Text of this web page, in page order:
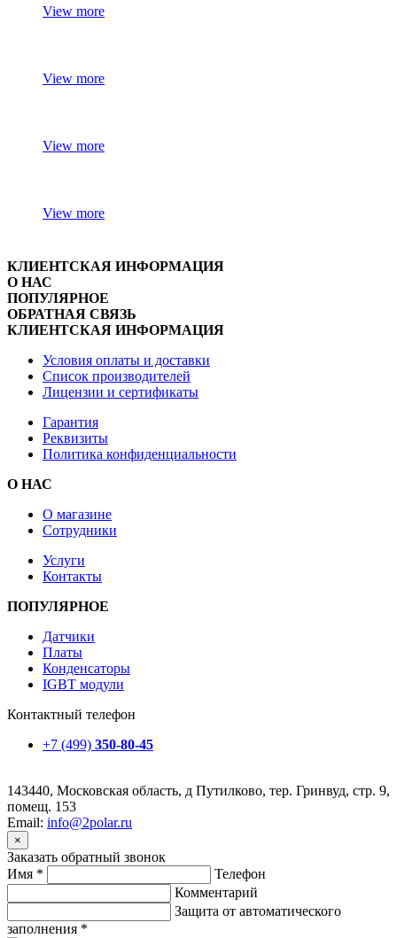
View more
View more
View more
View more
КЛИЕНТСКАЯ ИНФОРМАЦИЯ
О НАС
ПОПУЛЯРНОЕ
ОБРАТНАЯ СВЯЗЬ
КЛИЕНТСКАЯ ИНФОРМАЦИЯ
Условия оплаты и доставки
Список производителей
Лицензии и сертификаты
Гарантия
Реквизиты
Политика конфиденциальности
О НАС
О магазине
Сотрудники
Услуги
Контакты
ПОПУЛЯРНОЕ
Датчики
Платы
Конденсаторы
IGBT модули
Контактный телефон
+7 (499) 350-80-45
143440, Московская область, д Путилково, тер. Гринвуд, стр. 9,
помещ. 153
Email: info@2polar.ru
×
Заказать обратный звонок
Имя *
Телефон
Комментарий
Защита от автоматического
заполнения *